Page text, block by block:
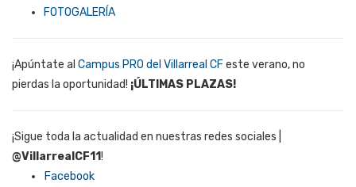
FOTOGALERÍA
¡Apúntate al Campus PRO del Villarreal CF este verano, no
pierdas la oportunidad! ¡ÚLTIMAS PLAZAS!
¡Sigue toda la actualidad en nuestras redes sociales |
@VillarrealCF11!
Facebook